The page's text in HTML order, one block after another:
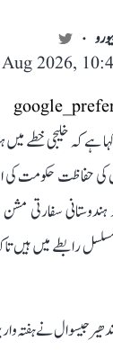
2026,
ہے کہ خلیجی خطے میں
کی حفاظت حکومت
سفارتی
رابطے میں ہیں
جیسوال نے ہفتہ